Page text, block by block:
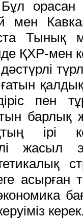
мен
Тынық
ҚХР-мен
дәстүрлі
пен
барлық
ірі
жасыл
асырған